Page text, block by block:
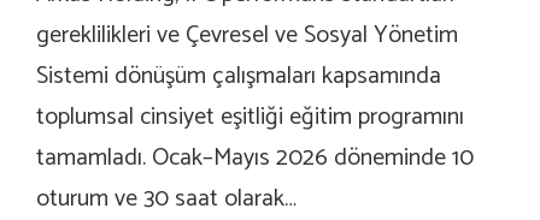
gereklilikleri ve Çevresel ve Sosyal Yönetim
Sistemi dönüşüm çalışmaları kapsamında
toplumsal cinsiyet eşitliği eğitim programını
tamamladı. Ocak–Mayıs 2026 döneminde 10
oturum ve 30 saat olarak…